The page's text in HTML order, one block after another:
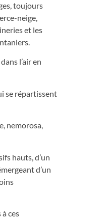
toujours
neige,
et les
l’air en
se répartissent
nemorosa,
hauts, d’un
d’un
ces